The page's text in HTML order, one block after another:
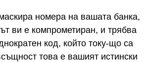
номера на вашата банка,
ви е компрометиран, и трябва
код, който току-що са
това е вашият истински